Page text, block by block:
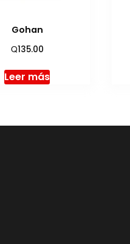
Gohan
Q135.00
Leer más